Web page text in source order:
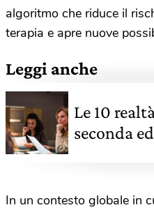
algoritmo che riduce il
terapia e apre nuove
Leggi anche
Le 10
seconda
In un contesto globale in